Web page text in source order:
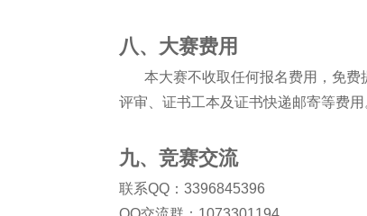
八、大赛费用
本大赛不收取任何报名费用，免费
评审、证书工本及证书快递邮寄等费用
九、竞赛交流
联系QQ：3396845396